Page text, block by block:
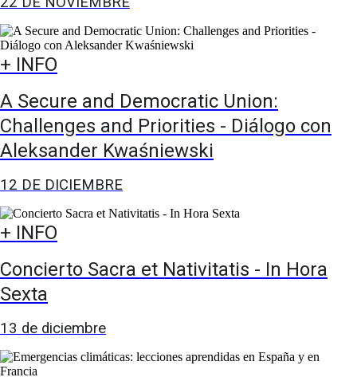
+ INFO
A Secure and Democratic Union:
Challenges and Priorities - Diálogo con
Aleksander Kwaśniewski
12 DE DICIEMBRE
+ INFO
Concierto Sacra et Nativitatis - In Hora
Sexta
13 de diciembre